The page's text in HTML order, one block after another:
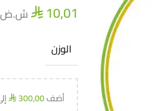
⃁10,01 ش.ض
الوزن
أضف ⃁300,00